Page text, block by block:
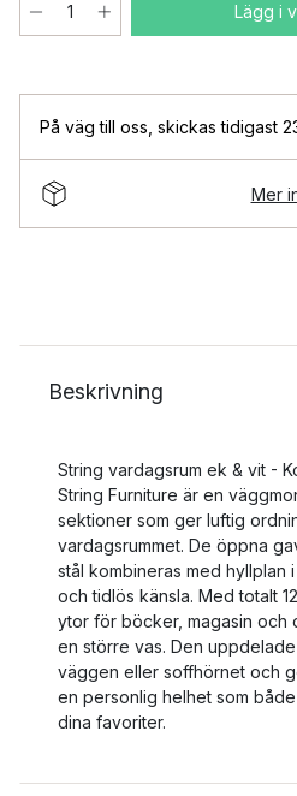
Lägg i
På väg till oss skickas tidigast
Mer
Beskrivning
String vardagsrum ek & vit -
String Furniture är en
sektioner som ger luftig
vardagsrummet. De öppna
stål kombineras med hyllplan
och tidlös känsla. Med totalt
ytor för böcker, magasin och
en större vas. Den
väggen eller soffhörnet och
en personlig helhet som
dina favoriter.